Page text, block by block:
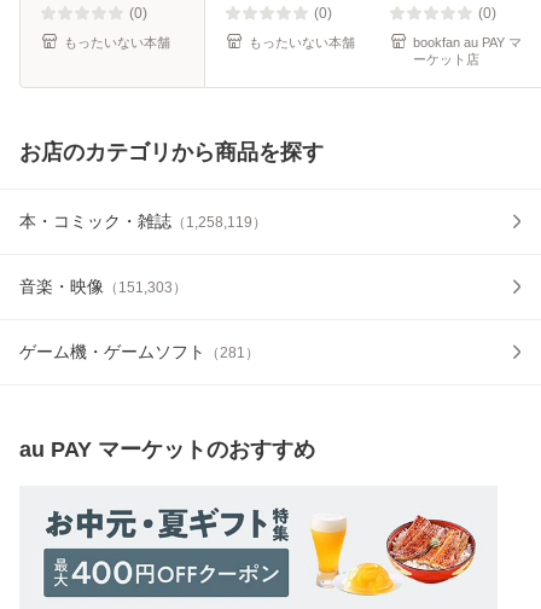
ス [コミック]【メ
ール便送料無料
(0)
もったいない本舗
(0)
もったいない本舗
(0)
bookfan au PAY マ
ーケット店
お店のカテゴリから商品を探す
本・コミック・雑誌 （ 1,258,119 ）
音楽・映像 （ 151,303 ）
ゲーム機・ゲームソフト （281 ）
au PAY マーケットのおすすめ